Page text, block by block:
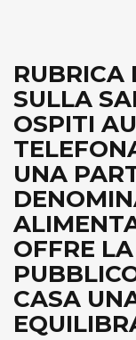
RUBRICA
SULLA
OSPITI
UNA
OFFRE
CASA